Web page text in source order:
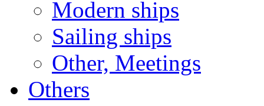
Modern ships
Sailing ships
Other, Meetings
Others